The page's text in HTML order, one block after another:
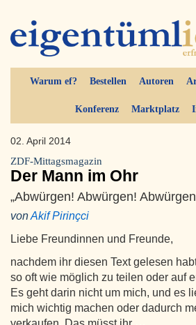
Warum ef? Bestellen Autoren
Konferenz Marktplatz
02. April 2014
ZDF-Mittagsmagazin
Der Mann im Ohr
„Abwürgen! Abwürgen!
vonAkif Pirinçci
Liebe Freundinnen und Freunde,
nachdem ihr diesen Text gelesen
so oft wie möglich zu teilen oder auf
Es geht darin nicht um mich, und es
mich wichtig machen oder dadurch